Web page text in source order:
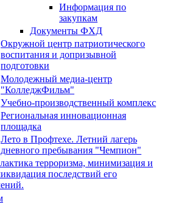
Информация по
закупкам
Документы ФХД
Окружной центр патриотического
воспитания и допризывной
подготовки
Молодежный медиа-центр
"КолледжФильм"
Учебно-производственный комплекс
Региональная инновационная
площадка
Лето в Профтехе. Летний лагерь
дневного пребывания "Чемпион"
терроризма, минимизация и
последствий его